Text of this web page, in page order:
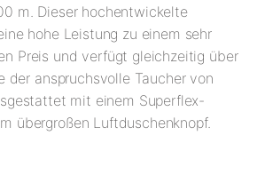
m. Dieser hochentwickelte
hohe Leistung zu einem sehr
Preis und verfügt gleichzeitig über
der anspruchsvolle Taucher von
mit einem Superflex-
übergroßen Luftduschenknopf.